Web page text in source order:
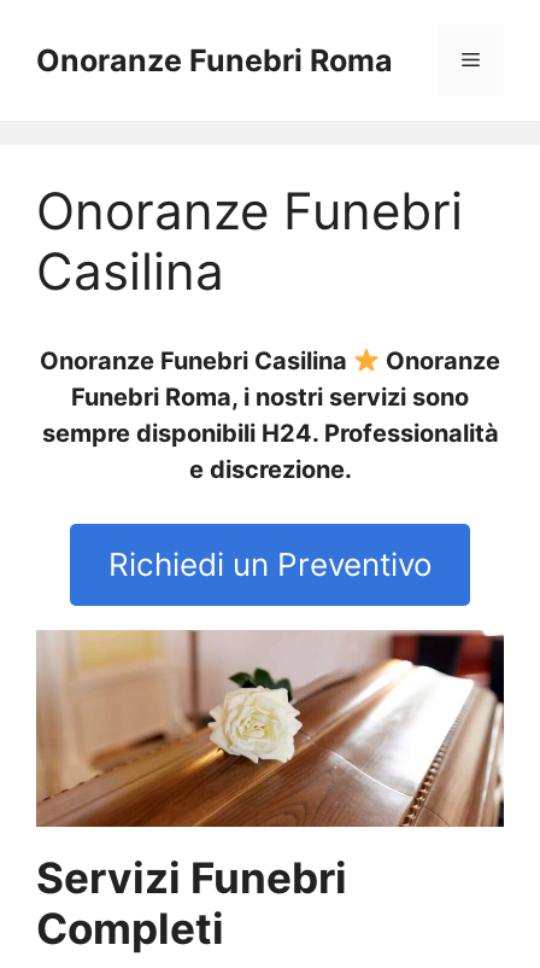
contenuto
Onoranze Funebri Roma Menu
Onoranze Funebri
Casilina
Onoranze Funebri Casilina
Onoranze
Funebri Roma, i nostri servizi sono
sempre disponibili H24. Professionalità
e discrezione.
Richiedi un Preventivo
Servizi Funebri
Completi